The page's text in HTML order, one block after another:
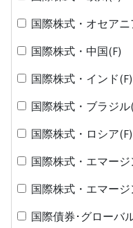
国際株式・オセアニ
国際株式・中国(F)
国際株式・インド(F)
国際株式・ブラジル
国際株式・ロシア(F)
国際株式・エマー
国際株式・エマー
国際債券･グローバ